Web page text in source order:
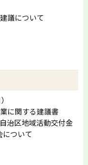
議について
に関する建議書
治区地域活動交付金
について